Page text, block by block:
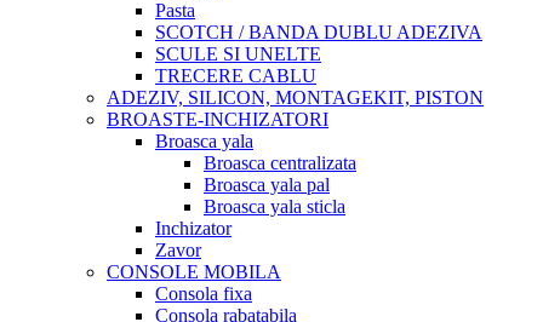
Pasta
SCOTCH / BANDA DUBLU ADEZIVA
SCULE SI UNELTE
TRECERE CABLU
ADEZIV, SILICON, MONTAGEKIT, PISTON
BROASTE-INCHIZATORI
Broasca yala
Broasca centralizata
Broasca yala pal
Broasca yala sticla
Inchizator
Zavor
CONSOLE MOBILA
Consola fixa
Consola rabatabila